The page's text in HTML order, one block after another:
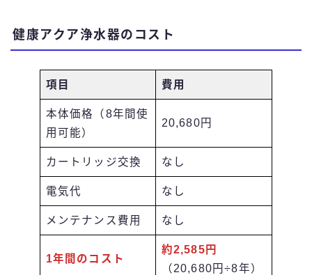
健康アクア浄水器のコスト
項目 費用
本体価格（8年間使
用可能）
20,680円
カートリッジ交換 なし
電気代 なし
メンテナンス費用 なし
1年間のコスト
約2,585円
（20,680円÷8年）